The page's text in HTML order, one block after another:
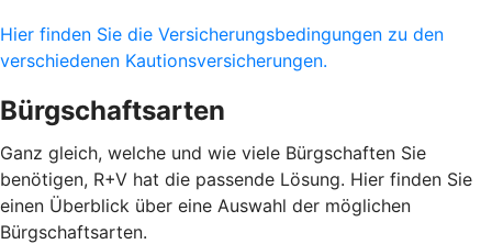
Hier finden Sie die Versicherungsbedingungen zu den
verschiedenen Kautionsversicherungen.
Bürgschaftsarten
Ganz gleich, welche und wie viele Bürgschaften Sie
benötigen, R+V hat die passende Lösung. Hier finden Sie
einen Überblick über eine Auswahl der möglichen
Bürgschaftsarten.